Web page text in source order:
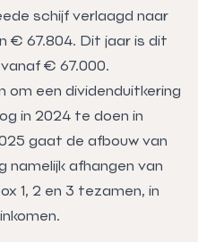
schijf verlaagd naar
€ 67.804. Dit jaar is dit
€ 67.000.
om een dividenduitkering
in 2024 te doen in
gaat de afbouw van
namelijk afhangen van
1, 2 en 3 tezamen, in